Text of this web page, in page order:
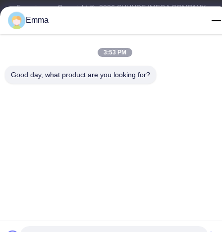
Fournisseur. Copyright © -2026 SHUNDE IMEGA COMPANY
LIMITED IMEGA CO.,LIMITED . Tous droits réservés.
Emma
3:53 PM
Good day, what product are you looking for?